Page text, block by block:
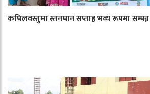
कपिलवस्तुमा स्तनपान सप्ताह भव्य रूपमा सम्पन्न